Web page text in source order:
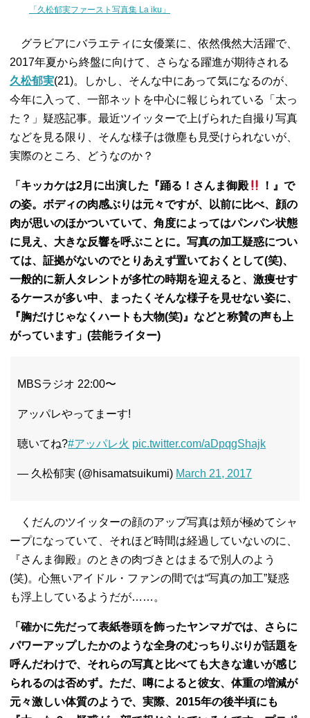
「久松郁実ファースト写真集 La iku」
グラビアにバラエティに女優業に、依然俄然大活躍で、
2017年夏から終盤に向けて、さらなる躍進が期待される
久松郁実(21)。しかし、そんな中にあって気になるのが、
今年に入って、一部ネットを中心に報じられている「太っ
た？」疑惑記事。最近ツイッターで上げられた自撮り写真
などを見る限り、そんな様子は微塵も見受けられないが、
実際のところ、どうなのか？
「キッカケは2月に出演した『踊る！さんま御殿
！』で
の姿。ボディの肉感ぶりは元々ですが、以前に比べ、顔の
肉が思いのほかついていて、角度によってはパンパン状態
に見え、大きな反響を呼ぶことに。写真の加工疑惑につい
ては、証拠がないのでとりあえず置いておくとして(笑)、
一般的に新人タレントが多忙の時期を迎えると、激痩せす
るケースが多い中、まったくそんな様子を見せない姿に、
『胸だけじゃなくハートも大物(笑)』などと称賛の声も上
がっています」(芸能ライター)
MBSラジオ 22:00〜
アッパレやってまーす!
聴いてね?#アッパレ火 pic.twitter.com/aDpqgShajk
— 久松郁実 (@hisamatsuikumi) March 21, 2017
くだんのツイッターの顔のアップ写真は頬が極めてシャ
ープになっていて、それほど時間は経過していないのに、
『さんま御殿』のときの肉づきとはまるで別人のよう
(笑)。心無いアイドル・ファンの間では“写真の加工”疑惑
も浮上しているようだが……。
「確かに先だって表紙巻頭を飾ったヤンマガでは、さらに
パワーアップしたかのような全身のむっちりぶりが話題を
呼んだわけで、それらの写真と比べても大きな違いが感じ
られるのは否めず。ただ、噂によると彼女、体重の増減が
元々激しい体質のようで、実際、2015年の後半頃にも